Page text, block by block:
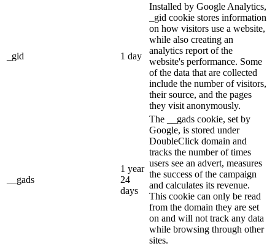
_gid 1 day
Installed by Google Analytics,
_gid cookie stores information
on how visitors use a website,
while also creating an
analytics report of the
website's performance. Some
of the data that are collected
include the number of visitors,
their source, and the pages
they visit anonymously.
__gads
1 year
24
days
The __gads cookie, set by
Google, is stored under
DoubleClick domain and
tracks the number of times
users see an advert, measures
the success of the campaign
and calculates its revenue.
This cookie can only be read
from the domain they are set
on and will not track any data
while browsing through other
sites.